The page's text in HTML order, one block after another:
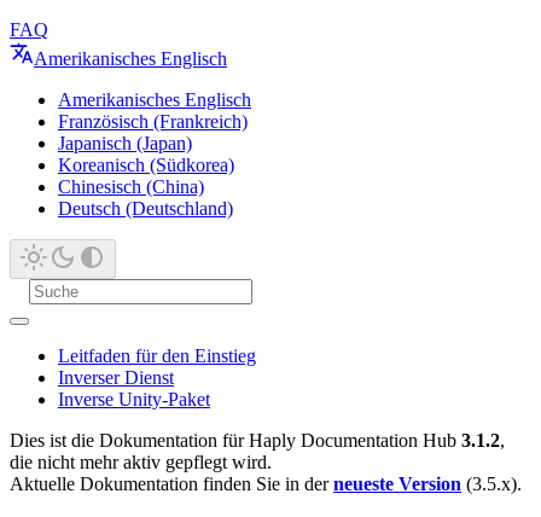
FAQ
Amerikanisches Englisch
Amerikanisches Englisch
Französisch (Frankreich)
Japanisch (Japan)
Koreanisch (Südkorea)
Chinesisch (China)
Deutsch (Deutschland)
Leitfaden für den Einstieg
Inverser Dienst
Inverse Unity-Paket
Dies ist die Dokumentation für Haply Documentation Hub 3.1.2,
die nicht mehr aktiv gepflegt wird.
Aktuelle Dokumentation finden Sie in derneueste Version (3.5.x).